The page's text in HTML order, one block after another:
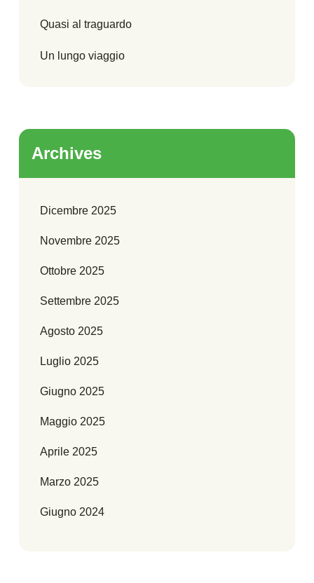
Quasi al traguardo
Un lungo viaggio
Archives
Dicembre 2025
Novembre 2025
Ottobre 2025
Settembre 2025
Agosto 2025
Luglio 2025
Giugno 2025
Maggio 2025
Aprile 2025
Marzo 2025
Giugno 2024